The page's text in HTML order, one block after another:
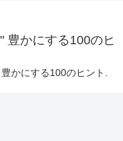
豊かにする100のヒ
かにする100のヒント.